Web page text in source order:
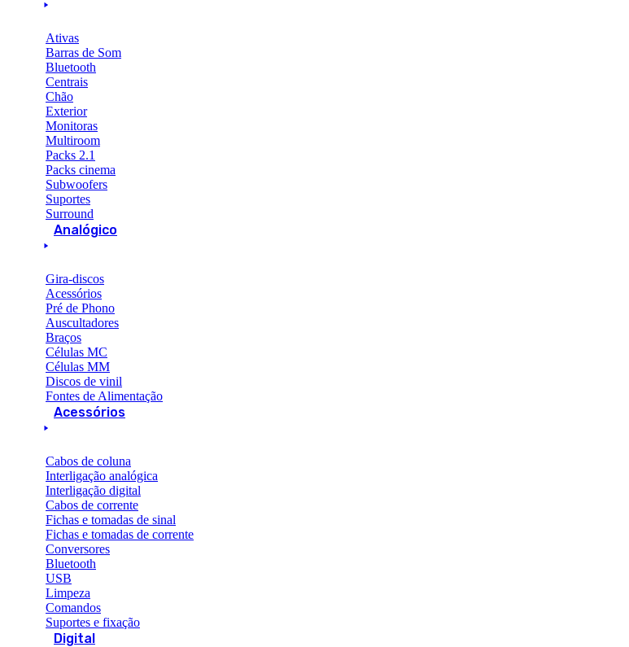
Ativas
Barras de Som
Bluetooth
Centrais
Chão
Exterior
Monitoras
Multiroom
Packs 2.1
Packs cinema
Subwoofers
Suportes
Surround
Analógico
Gira-discos
Acessórios
Pré de Phono
Auscultadores
Braços
Células MC
Células MM
Discos de vinil
Fontes de Alimentação
Acessórios
Cabos de coluna
Interligação analógica
Interligação digital
Cabos de corrente
Fichas e tomadas de sinal
Fichas e tomadas de corrente
Conversores
Bluetooth
USB
Limpeza
Comandos
Suportes e fixação
Digital